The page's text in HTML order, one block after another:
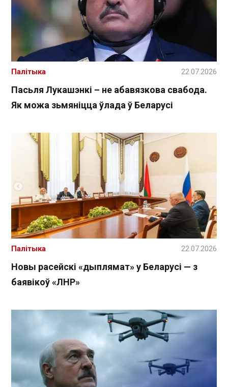
Пасьля Лукашэнкі – не абавязкова свабода.
Як можа зьмяніцца ўлада ў Беларусі
Палітыка 22.07.2026
Новы расейскі «дыплямат» у Беларусі — з
баявікоў «ЛНР»
Палітыка 22.07.2026